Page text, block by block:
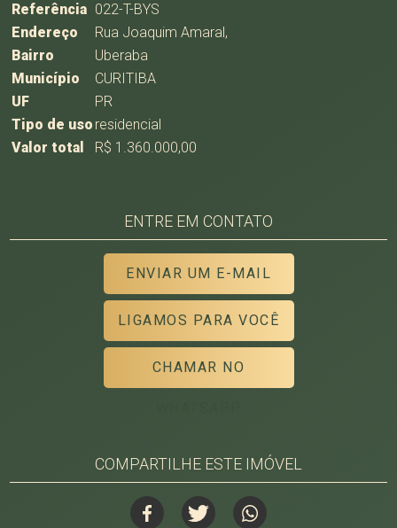
Referência 022-T-BYS
Endereço
Rua Joaquim Amaral,
Bairro
Uberaba
Município
CURITIBA
UF
PR
Tipo de uso residencial
Valor total
R$ 1.360.000,00
ENTRE EM CONTATO
ENVIAR UM E-MAIL
LIGAMOS PARA VOCÊ
CHAMAR NO
COMPARTILHE ESTE IMÓVEL